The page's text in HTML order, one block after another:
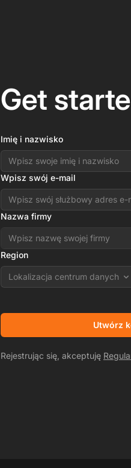
Get
Imię i nazwisko
Wpisz swój e-mail
Nazwa firmy
Region
Lokalizacja centrum danych
Utwórz
Rejestrując się, akceptuję